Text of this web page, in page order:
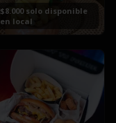
$8.000 solo disponible
en local